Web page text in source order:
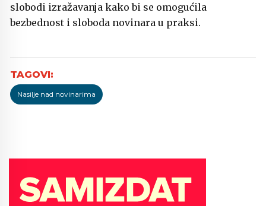
slobodi izražavanja kako bi se omogućila
bezbednost i sloboda novinara u praksi.
Nasilje nad novinarima